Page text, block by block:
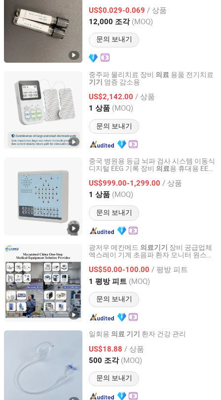
US$0.029-0.069 / 상품
12,000 조각 (MOQ)
문의 보내기
Shandong, China 이후 2026
중주파 물리치료 장비 의료 용품 전기치료
기기 염증 감소용
US$2,142.00 / 상품
1 상품 (MOQ)
문의 보내기
Guangzhou Medisys Technology Co., Ltd.
Guangdong, China 이후 2025
중국 병원용 등급 뇌파 검사 시스템 이동식
디지털 EEG 기록 장비 의료용 휴대용 EEG
US$999.00-1,299.00 / 상품
1 상품 (MOQ)
문의 보내기
Guopeng Global Healthcare Management (Chengdu) Co.,
Sichuan, China 이후 2025
광저우 메칸메드 의료기기
장비 공급업체
엑스레이 기계 초음파 환자 모니터 원스톱
US$50.00-100.00 / 평방 피트
1 평방 피트 (MOQ)
문의 보내기
Guangzhou MeCan Medical Limited
Guangdong, China 이후 2015
일회용 의료 기기
환자 건강 관리
US$18.88 / 상품
500 조각 (MOQ)
문의 보내기
Ningbo Yuxin Medical Equipment Co.,Ltd.
Zhejiang, China 이후 2024